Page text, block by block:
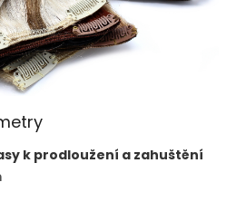
k prodloužení a zahuštění